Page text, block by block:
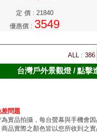
定 價: 21840
優惠價: 3549
ALL : 386
台灣戶外景觀燈 / 點擊
問題
實品拍攝，每台螢幕與手機會
品實際之顏色皆以您所收到之實